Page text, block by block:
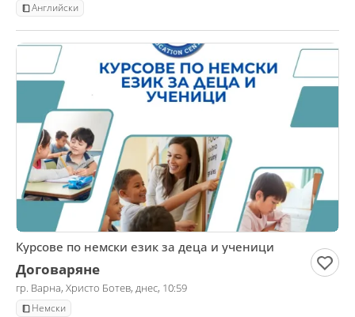
Английски
Курсове по немски език за деца и ученици
Договаряне
гр. Варна, Христо Ботев, днес, 10:59
Немски